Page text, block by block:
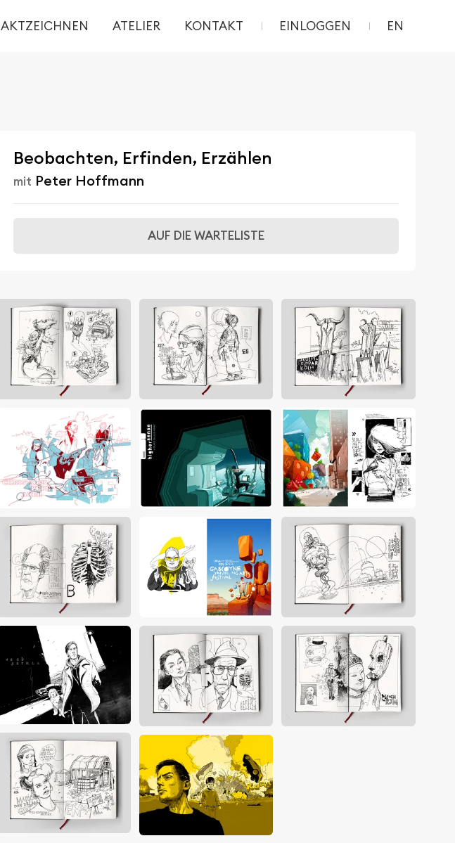
AKTZEICHNEN ATELIER KONTAKT EINLOGGEN EN
Beobachten, Erfinden, Erzählen
mit Peter Hoffmann
AUF DIE WARTELISTE